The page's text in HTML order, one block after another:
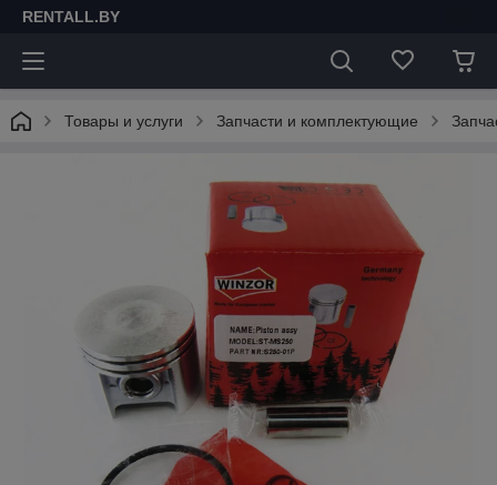
RENTALL.BY
Товары и услуги Запчасти и комплектующие